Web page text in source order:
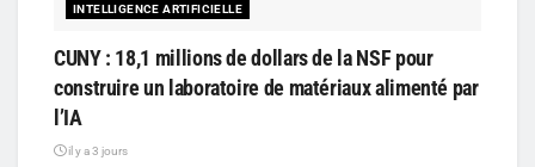
INTELLIGENCE ARTIFICIELLE
CUNY : 18,1 millions de dollars de la NSF pour
construire un laboratoire de matériaux alimenté par
l’IA
il y a 3 jours